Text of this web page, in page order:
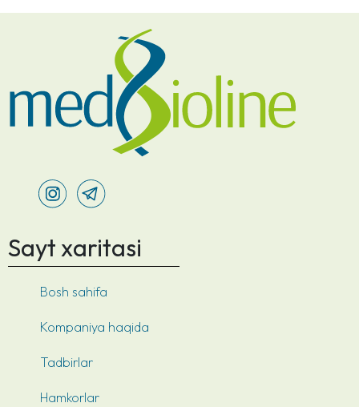
UMUMIY LABORATORIYA USKUNALARI
Sayt xaritasi
Bosh sahifa
Kompaniya haqida
Tadbirlar
Hamkorlar